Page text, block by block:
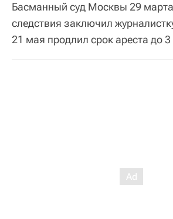
Басманный суд Москвы 29 марта
следствия заключил
21 мая продлил срок ареста до 3